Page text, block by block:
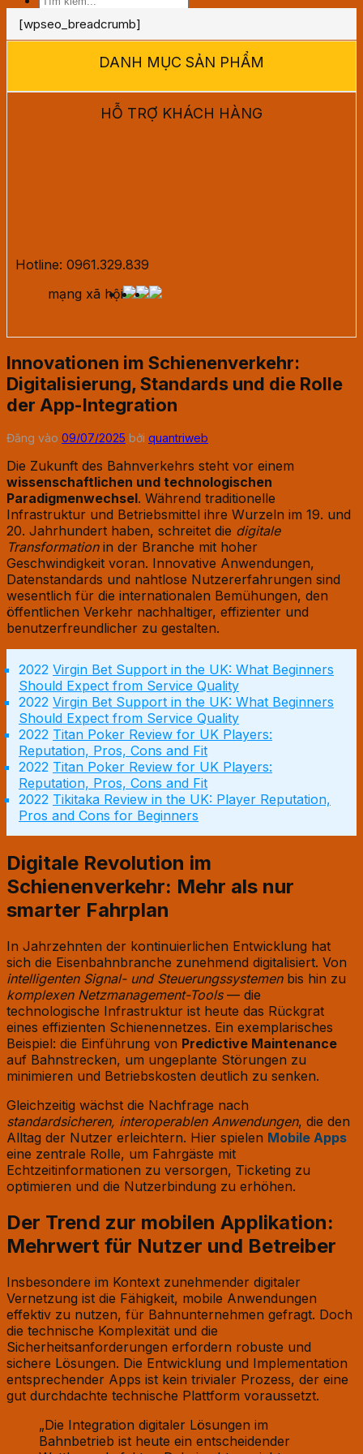
[wpseo_breadcrumb]
DANH MỤC SẢN PHẨM
HỖ TRỢ KHÁCH HÀNG
Hotline: 0961.329.839
mạng xã hội
Innovationen im Schienenverkehr:
Digitalisierung, Standards und die Rolle
der App-Integration
Đăng vào 09/07/2025 bởi quantriweb
Die Zukunft des Bahnverkehrs steht vor einem
wissenschaftlichen und technologischen
Paradigmenwechsel. Während traditionelle
Infrastruktur und Betriebsmittel ihre Wurzeln im 19. und
20. Jahrhundert haben, schreitet die digitale
Transformationin der Branche mit hoher
Geschwindigkeit voran. Innovative Anwendungen,
Datenstandards und nahtlose Nutzererfahrungen sind
wesentlich für die internationalen Bemühungen, den
öffentlichen Verkehr nachhaltiger, effizienter und
benutzerfreundlicher zu gestalten.
Virgin Bet Support in the UK: What Beginners
Should Expect from Service Quality
Virgin Bet Support in the UK: What Beginners
Should Expect from Service Quality
Titan Poker Review for UK Players:
Reputation, Pros, Cons and Fit
Titan Poker Review for UK Players:
Reputation, Pros, Cons and Fit
Tikitaka Review in the UK: Player Reputation,
Pros and Cons for Beginners
Digitale Revolution im
Schienenverkehr: Mehr als nur
smarter Fahrplan
In Jahrzehnten der kontinuierlichen Entwicklung hat
sich die Eisenbahnbranche zunehmend digitalisiert. Von
intelligenten Signal- und Steuerungssystemenbis hin zu
komplexen Netzmanagement-Tools— die
technologische Infrastruktur ist heute das Rückgrat
eines effizienten Schienennetzes. Ein exemplarisches
Beispiel: die Einführung von Predictive Maintenance
auf Bahnstrecken, um ungeplante Störungen zu
minimieren und Betriebskosten deutlich zu senken.
Gleichzeitig wächst die Nachfrage nach
standardsicheren, interoperablen Anwendungen, die den
Alltag der Nutzer erleichtern. Hier spielen Mobile Apps
eine zentrale Rolle, um Fahrgäste mit
Echtzeitinformationen zu versorgen, Ticketing zu
optimieren und die Nutzerbindung zu erhöhen.
Der Trend zur mobilen Applikation:
Mehrwert für Nutzer und Betreiber
Insbesondere im Kontext zunehmender digitaler
Vernetzung ist die Fähigkeit, mobile Anwendungen
effektiv zu nutzen, für Bahnunternehmen gefragt. Doch
die technische Komplexität und die
Sicherheitsanforderungen erfordern robuste und
sichere Lösungen. Die Entwicklung und Implementation
entsprechender Apps ist kein trivialer Prozess, der eine
gut durchdachte technische Plattform voraussetzt.
„Die Integration digitaler Lösungen im
Bahnbetrieb ist heute ein entscheidender